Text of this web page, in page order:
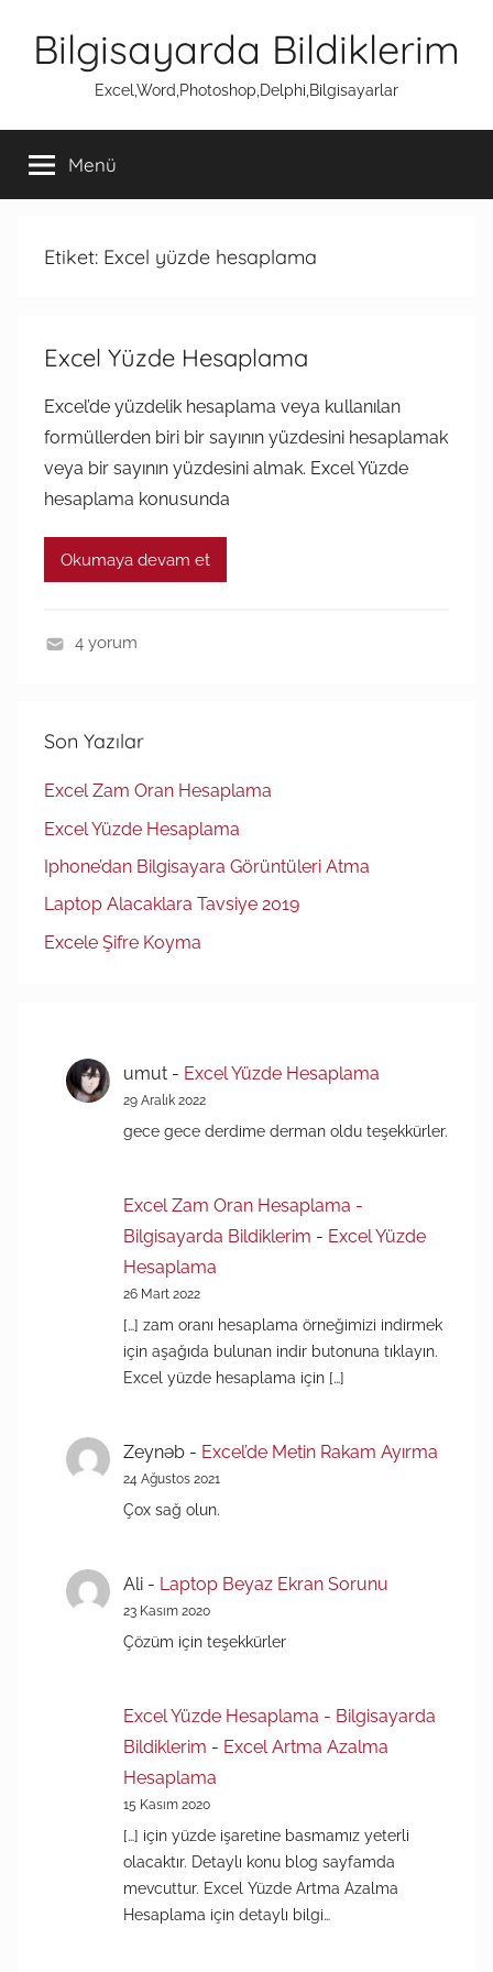
Bilgisayarda Bildiklerim
Excel,Word,Photoshop,Delphi,Bilgisayarlar
Menü
Etiket: Excel yüzde hesaplama
Excel Yüzde Hesaplama
Excel’de yüzdelik hesaplama veya kullanılan
formüllerden biri bir sayının yüzdesini hesaplamak
veya bir sayının yüzdesini almak. Excel Yüzde
hesaplama konusunda
Okumaya devam et
l
4 yorum
Son Yazılar
Excel Zam Oran Hesaplama
Excel Yüzde Hesaplama
Iphone’dan Bilgisayara Görüntüleri Atma
Laptop Alacaklara Tavsiye 2019
Excele Şifre Koyma
umut - Excel Yüzde Hesaplama
29 Aralık 2022
gece gece derdime derman oldu teşekkürler.
Excel Zam Oran Hesaplama -
Bilgisayarda Bildiklerim - Excel Yüzde
Hesaplama
26 Mart 2022
[…] zam oranı hesaplama örneğimizi indirmek
için aşağıda bulunan indir butonuna tıklayın.
Excel yüzde hesaplama için […]
Zeynəb - Excel’de Metin Rakam Ayırma
24 Ağustos 2021
Çox sağ olun.
Ali - Laptop Beyaz Ekran Sorunu
23 Kasım 2020
Çözüm için teşekkürler
Excel Yüzde Hesaplama - Bilgisayarda
Bildiklerim - Excel Artma Azalma
Hesaplama
15 Kasım 2020
[…] için yüzde işaretine basmamız yeterli
olacaktır. Detaylı konu blog sayfamda
mevcuttur. Excel Yüzde Artma Azalma
Hesaplama için detaylı bilgi…